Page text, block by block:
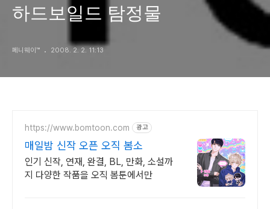
하드보일드 탐정물
페니웨이™ 2008. 2. 2. 11:13
https://www.bomtoon.com 광고
매일밤 신작 오픈 오직 봄소
인기 신작, 연재, 완결, BL, 만화, 소설까
지 다양한 작품을 오직 봄툰에서만